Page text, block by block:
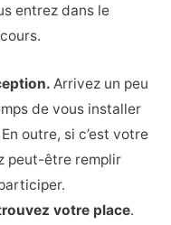
entrez dans le
Arrivez un peu
de vous installer
outre, si c’est votre
peut-être remplir
votre place.